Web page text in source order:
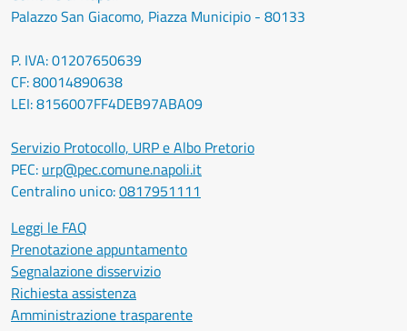
Palazzo San Giacomo, Piazza Municipio - 80133
P. IVA: 01207650639
CF: 80014890638
LEI: 8156007FF4DEB97ABA09
Servizio Protocollo, URP e Albo Pretorio
PEC: urp@pec.comune.napoli.it
Centralino unico:0817951111
Leggi le FAQ
Prenotazione appuntamento
Segnalazione disservizio
Richiesta assistenza
Amministrazione trasparente